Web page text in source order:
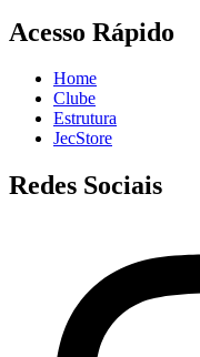
Acesso Rápido
Home
Clube
Estrutura
JecStore
Redes Sociais